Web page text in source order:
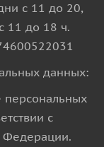
с 11 до 20,
11 до 18 ч.
данных:
с
Федерации.